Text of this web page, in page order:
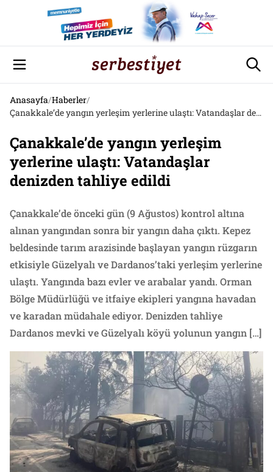
Anasayfa/Haberler/
Çanakkale’de yangın yerleşim yerlerine ulaştı: Vatandaşlar denizden tahliye edildi
Çanakkale’de yangın yerleşim
yerlerine ulaştı: Vatandaşlar
denizden tahliye edildi
Çanakkale’de önceki gün (9 Ağustos) kontrol altına
alınan yangından sonra bir yangın daha çıktı. Kepez
beldesinde tarım arazisinde başlayan yangın rüzgarın
etkisiyle Güzelyalı ve Dardanos’taki yerleşim yerlerine
ulaştı. Yangında bazı evler ve arabalar yandı. Orman
Bölge Müdürlüğü ve itfaiye ekipleri yangına havadan
ve karadan müdahale ediyor. Denizden tahliye
Dardanos mevki ve Güzelyalı köyü yolunun yangın […]